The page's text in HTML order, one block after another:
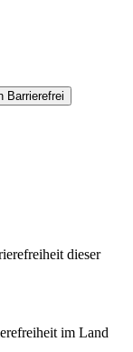
Barrierefrei
dieser
im Land